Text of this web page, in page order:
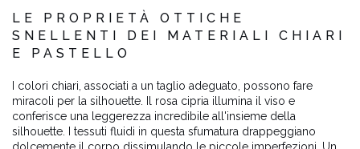
LE PROPRIETÀ OTTICHE
SNELLENTI DEI MATERIALI CHIARI
E PASTELLO
I colori chiari, associati a un taglio adeguato, possono fare
miracoli per la silhouette. Il rosa cipria illumina il viso e
conferisce una leggerezza incredibile all'insieme della
silhouette. I tessuti fluidi in questa sfumatura drappeggiano